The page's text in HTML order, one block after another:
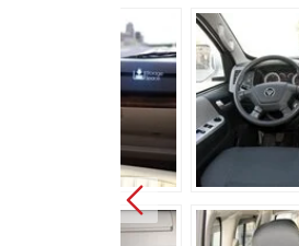
Трансмиссия:
Привод:
Передняя подвеска:
Задняя подвеска:
Задние тормоза: